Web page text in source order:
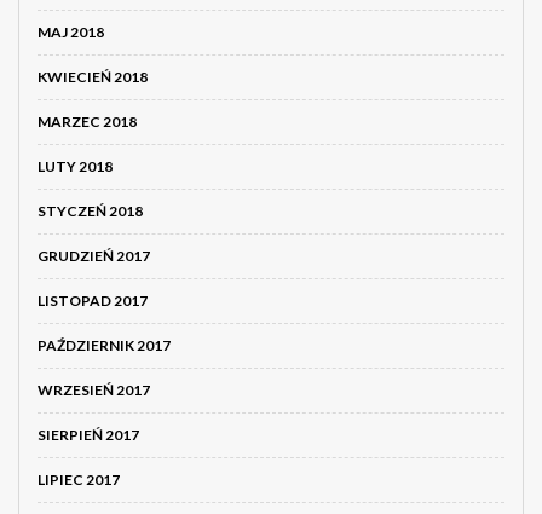
MAJ 2018
KWIECIEŃ 2018
MARZEC 2018
LUTY 2018
STYCZEŃ 2018
GRUDZIEŃ 2017
LISTOPAD 2017
PAŹDZIERNIK 2017
WRZESIEŃ 2017
SIERPIEŃ 2017
LIPIEC 2017